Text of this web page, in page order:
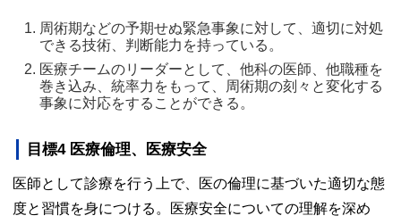
周術期などの予期せぬ緊急事象に対して、適切に対処
できる技術、判断能力を持っている。
医療チームのリーダーとして、他科の医師、他職種を
巻き込み、統率力をもって、周術期の刻々と変化する
事象に対応をすることができる。
目標4 医療倫理、医療安全
医師として診療を行う上で、医の倫理に基づいた適切な態
度と習慣を身につける。医療安全についての理解を深め